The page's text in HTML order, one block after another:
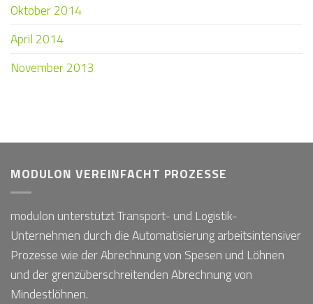
Oktober 2014
April 2014
November 2013
MODULON VEREINFACHT PROZESSE
modulon unterstützt Transport- und Logistik-
Unternehmen durch die Automatisierung arbeitsintensiver
Prozesse wie der Abrechnung von Spesen und Löhnen
und der grenzüberschreitenden Abrechnung von
Mindestlöhnen.